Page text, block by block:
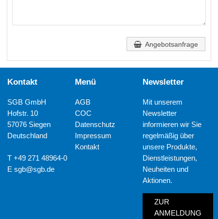
Angebotsanfrage
Kontakt
SGB GmbH
Hofstr. 10
57076 Siegen
Deutschland
T +49 271 48964-0
Esgb@sgb.de
Menü
AGB
COC
Datenschutz
Impressum
Kontakt
Newsletter
Mit unserem
Newsletter
informieren wir Sie
regelmäßig über
unsere Produkte,
Dienstleistungen,
Neuheiten und
Aktionen.
ZUR
ANMELDUNG